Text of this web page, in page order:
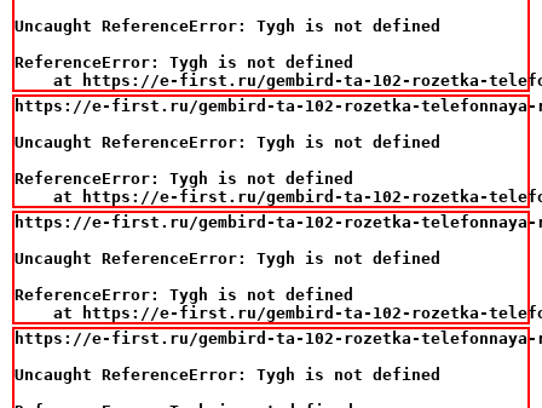
Uncaught ReferenceError: Tygh is not defined
ReferenceError: Tygh is not defined
at https://e-first.ru/gembird-ta-102-rozetka-
https://e-first.ru/gembird-ta-102-rozetka-telefonnaya-rj-
Uncaught ReferenceError: Tygh is not defined
ReferenceError: Tygh is not defined
at https://e-first.ru/gembird-ta-102-rozetka-
https://e-first.ru/gembird-ta-102-rozetka-telefonnaya-
Uncaught ReferenceError: Tygh is not defined
ReferenceError: Tygh is not defined
at https://e-first.ru/gembird-ta-102-rozetka-
https://e-first.ru/gembird-ta-102-rozetka-telefonnaya-
Uncaught ReferenceError: Tygh is not defined